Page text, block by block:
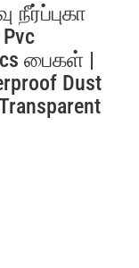
பைகள் |
Dust